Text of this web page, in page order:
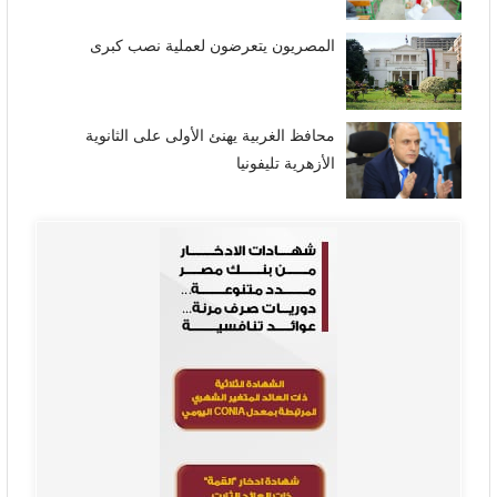
المصريون يتعرضون لعملية نصب كبرى
محافظ الغربية يهنئ الأولى على الثانوية
الأزهرية تليفونيا